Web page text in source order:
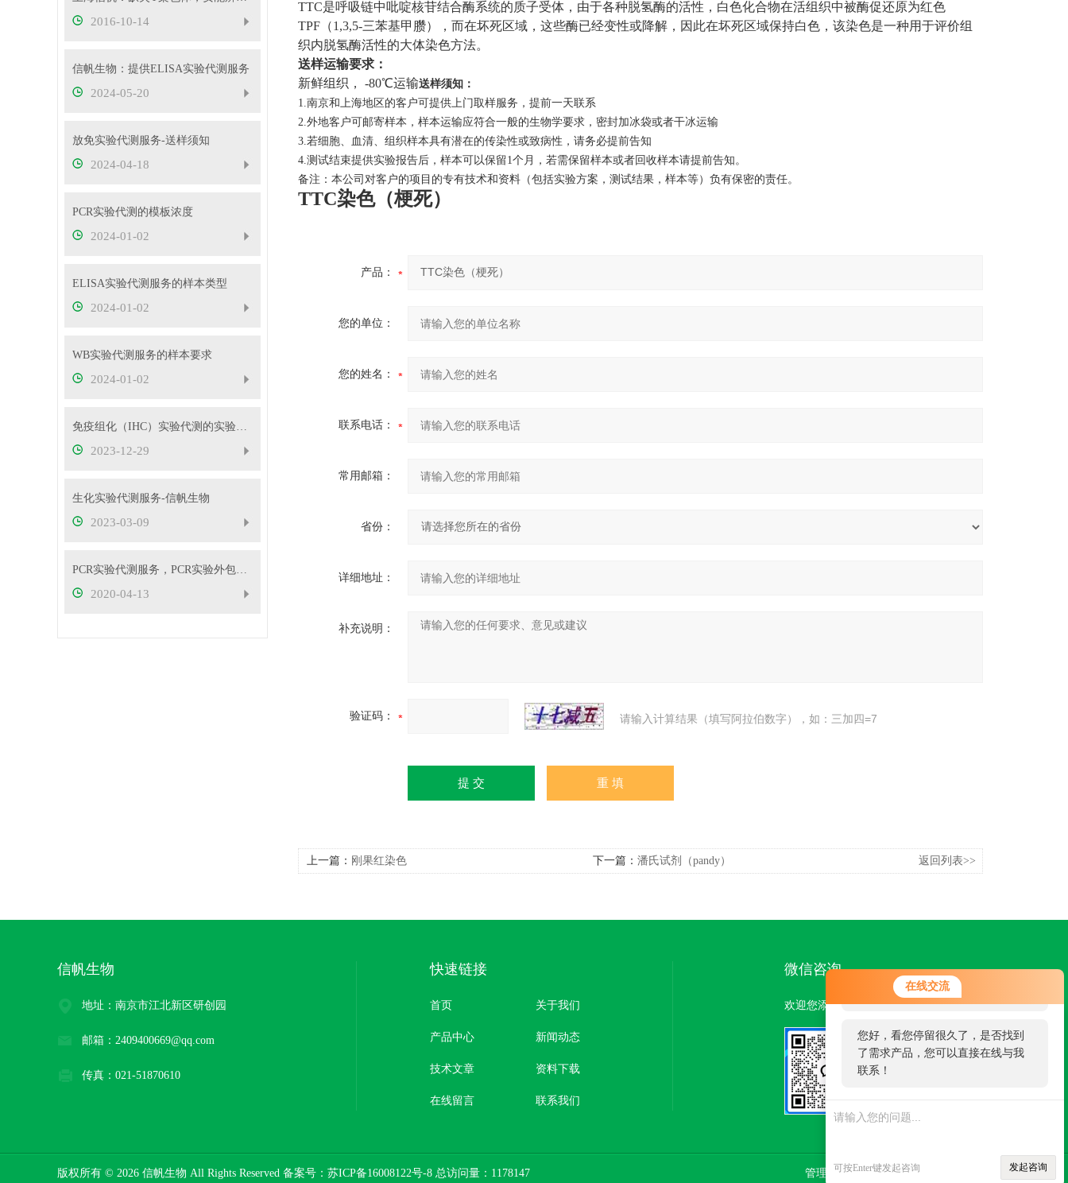
在线交流
您好！欢迎前来咨询，很高兴为您
服务，请问您要咨询什么问题呢？
您好，看您停留很久了，是否找到
了需求产品，您可以直接在线与我
联系！
可按Enter键发起咨询 发起咨询
2016-10-14
信帆生物：提供ELISA实验代测服务
2024-05-20
放免实验代测服务-送样须知
2024-04-18
PCR实验代测的模板浓度
2024-01-02
ELISA实验代测服务的样本类型
2024-01-02
WB实验代测服务的样本要求
2024-01-02
免疫组化（IHC）实验代测的实验要求
2023-12-29
生化实验代测服务-信帆生物
2023-03-09
PCR实验代测服务，PCR实验外包服务
2020-04-13
TTC是呼吸链中吡啶核苷结合酶系统的质子受体，由于各种脱氢酶的活性，白色化合物在活组织中被酶促还原为红色
TPF （1,3,5-三苯基甲臜），而在坏死区域，这些酶已经变性或降解，因此在坏死区域保持白色，该染色是一种用于评价组
织内脱氢酶活性的大体染色方法。
送样运输要求：
新鲜组织，
-80℃运输送样须知：
1.南京和上海地区的客户可提供上门取样服务，提前一天联系
2.外地客户可邮寄样本，样本运输应符合一般的生物学要求，密封加冰袋或者干冰运输
3.若细胞、血清、组织样本具有潜在的传染性或致病性，请务必提前告知
4.测试结束提供实验报告后，样本可以保留1个月，若需保留样本或者回收样本请提前告知。
备注：本公司对客户的项目的专有技术和资料（包括实验方案，测试结果，样本等）负有保密的责任。
TTC染色（梗死）
产品：
您的单位：
您的姓名：
联系电话：
常用邮箱：
省份：
详细地址：
补充说明：
验证码： 请输入计算结果（填写阿拉伯数字），如：三加四=7
上一篇： 刚果红染色 下一篇： 潘氏试剂（pandy） 返回列表>>
信帆生物
地址：南京市江北新区研创园
邮箱：2409400669@qq.com
传真：021-51870610
快速链接
首页 关于我们
产品中心 新闻动态
技术文章 资料下载
在线留言 联系我们
微信咨询
欢迎您添加我们的微信号了解更多信息：
版权所有 © 2026 信帆生物 All Rights Reserved 备案号： 苏ICP备16008122号-8 总访问量：1178147 管理登陆技术支持：环保在线 sitemap.xml